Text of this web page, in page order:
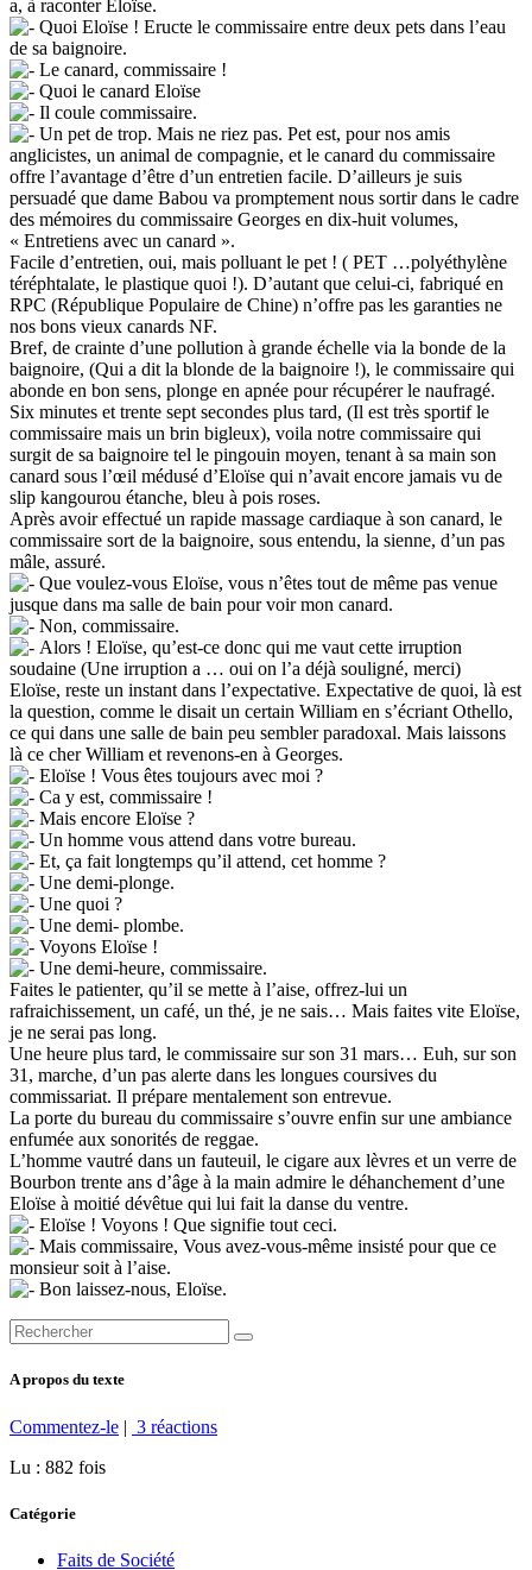
a, à raconter Eloïse.
Quoi Eloïse ! Eructe le commissaire entre deux pets dans l’eau
de sa baignoire.
Le canard, commissaire !
Quoi le canard Eloïse
Il coule commissaire.
Un pet de trop. Mais ne riez pas. Pet est, pour nos amis
anglicistes, un animal de compagnie, et le canard du commissaire
offre l’avantage d’être d’un entretien facile. D’ailleurs je suis
persuadé que dame Babou va promptement nous sortir dans le cadre
des mémoires du commissaire Georges en dix-huit volumes,
« Entretiens avec un canard ».
Facile d’entretien, oui, mais polluant le pet ! ( PET …polyéthylène
téréphtalate, le plastique quoi !). D’autant que celui-ci, fabriqué en
RPC (République Populaire de Chine) n’offre pas les garanties ne
nos bons vieux canards NF.
Bref, de crainte d’une pollution à grande échelle via la bonde de la
baignoire, (Qui a dit la blonde de la baignoire !), le commissaire qui
abonde en bon sens, plonge en apnée pour récupérer le naufragé.
Six minutes et trente sept secondes plus tard, (Il est très sportif le
commissaire mais un brin bigleux), voila notre commissaire qui
surgit de sa baignoire tel le pingouin moyen, tenant à sa main son
canard sous l’œil médusé d’Eloïse qui n’avait encore jamais vu de
slip kangourou étanche, bleu à pois roses.
Après avoir effectué un rapide massage cardiaque à son canard, le
commissaire sort de la baignoire, sous entendu, la sienne, d’un pas
mâle, assuré.
Que voulez-vous Eloïse, vous n’êtes tout de même pas venue
jusque dans ma salle de bain pour voir mon canard.
Non, commissaire.
Alors ! Eloïse, qu’est-ce donc qui me vaut cette irruption
soudaine (Une irruption a … oui on l’a déjà souligné, merci)
Eloïse, reste un instant dans l’expectative. Expectative de quoi, là est
la question, comme le disait un certain William en s’écriant Othello,
ce qui dans une salle de bain peu sembler paradoxal. Mais laissons
là ce cher William et revenons-en à Georges.
Eloïse ! Vous êtes toujours avec moi ?
Ca y est, commissaire !
Mais encore Eloïse ?
Un homme vous attend dans votre bureau.
Et, ça fait longtemps qu’il attend, cet homme ?
Une demi-plonge.
Une quoi ?
Une demi- plombe.
Voyons Eloïse !
Une demi-heure, commissaire.
Faites le patienter, qu’il se mette à l’aise, offrez-lui un
rafraichissement, un café, un thé, je ne sais… Mais faites vite Eloïse,
je ne serai pas long.
Une heure plus tard, le commissaire sur son 31 mars… Euh, sur son
31, marche, d’un pas alerte dans les longues coursives du
commissariat. Il prépare mentalement son entrevue.
La porte du bureau du commissaire s’ouvre enfin sur une ambiance
enfumée aux sonorités de reggae.
L’homme vautré dans un fauteuil, le cigare aux lèvres et un verre de
Bourbon trente ans d’âge à la main admire le déhanchement d’une
Eloïse à moitié dévêtue qui lui fait la danse du ventre.
Eloïse ! Voyons ! Que signifie tout ceci.
Mais commissaire, Vous avez-vous-même insisté pour que ce
monsieur soit à l’aise.
Bon laissez-nous, Eloïse.
A propos du texte
Commentez-le | 3 réactions
Lu : 882 fois
Catégorie
Faits de Société